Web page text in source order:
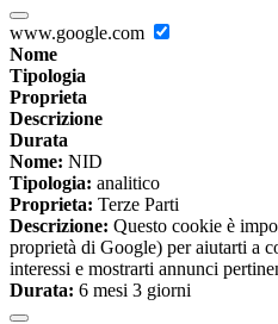
www.google.com
Nome
Tipologia
Proprieta
Descrizione
Durata
Nome: NID
Tipologia: analitico
Proprieta: Terze Parti
Descrizione: Questo cookie è
proprietà di Google) per aiutarti a
interessi e mostrarti annunci
Durata: 6 mesi 3 giorni